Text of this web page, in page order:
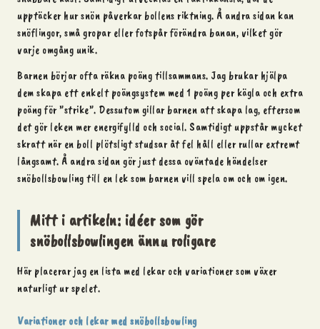
upptäcker hur snön påverkar bollens riktning. Å andra sidan kan
snöflingor, små gropar eller fotspår förändra banan, vilket gör
varje omgång unik.
Barnen börjar ofta räkna poäng tillsammans. Jag brukar hjälpa
dem skapa ett enkelt poängsystem med 1 poäng per kägla och extra
poäng för ”strike”. Dessutom gillar barnen att skapa lag, eftersom
det gör leken mer energifylld och social. Samtidigt uppstår mycket
skratt när en boll plötsligt studsar åt fel håll eller rullar extremt
långsamt. Å andra sidan gör just dessa oväntade händelser
snöbollsbowling till en lek som barnen vill spela om och om igen.
Mitt i artikeln: idéer som gör
snöbollsbowlingen ännu roligare
Här placerar jag en lista med lekaroch variationer som växer
naturligt ur spelet.
Variationer och lekar med snöbollsbowling